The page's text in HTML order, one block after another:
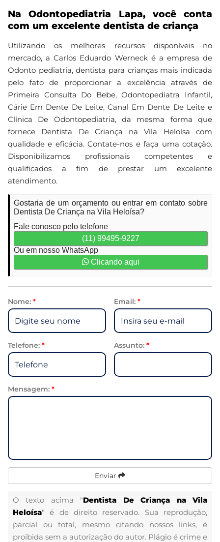
Na Odontopediatria Lapa, você conta
com um excelente dentista de criança
Utilizando os melhores recursos disponíveis no
mercado, a Carlos Eduardo Werneck é a empresa de
Odonto pediatria, dentista para crianças mais indicada
pelo fato de proporcionar a excelência através de
Primeira Consulta Do Bebe, Odontopediatra Infantil,
Cárie Em Dente De Leite, Canal Em Dente De Leite e
Clínica De Odontopediatria, da mesma forma que
fornece Dentista De Criança na Vila Heloísa com
qualidade e eficácia. Contate-nos e faça uma cotação.
Disponibilizamos profissionais competentes e
qualificados a fim de prestar um excelente
atendimento.
Gostaria de um orçamento ou entrar em contato sobre
Dentista De Criança na Vila Heloísa?
Fale conosco pelo telefone
(11) 99495-9227
Ou em nosso WhatsApp
Clicando aqui
Nome: * Email: *
Telefone: * Assunto: *
Mensagem: *
Enviar
O texto acima "Dentista De Criança na Vila
Heloísa" é de direito reservado. Sua reprodução,
parcial ou total, mesmo citando nossos links, é
proibida sem a autorização do autor. Plágio é crime e